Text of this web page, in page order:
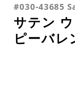
#030-43685
サテン
ピーバ